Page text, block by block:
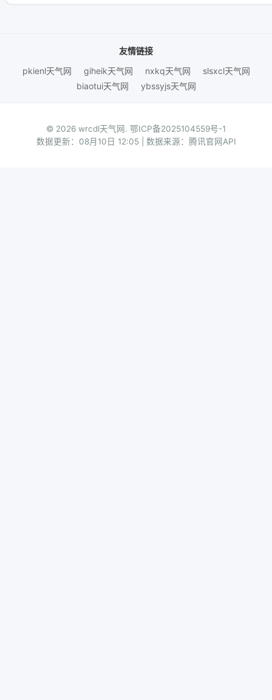
友情链接
pkienl天气网
giheik天气网 nxkq天气网
slsxcl天气网
biaotui天气网
ybssyjs天气网
© 2026 wrcdl天气网. 鄂ICP备2025104559号-1
数据更新：08月10日 12:05 | 数据来源：腾讯官网API